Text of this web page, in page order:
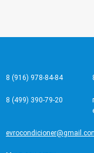
8 (916) 978-84-84
8 (499) 390-79-20